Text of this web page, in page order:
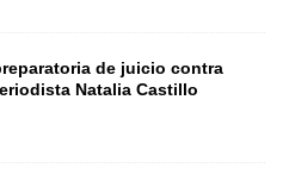
de juicio contra
Natalia Castillo